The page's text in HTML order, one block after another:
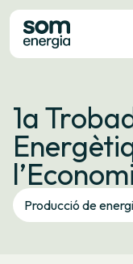
Tarifes
Serveis
Empreses
La
Contacte
1a
Producció de